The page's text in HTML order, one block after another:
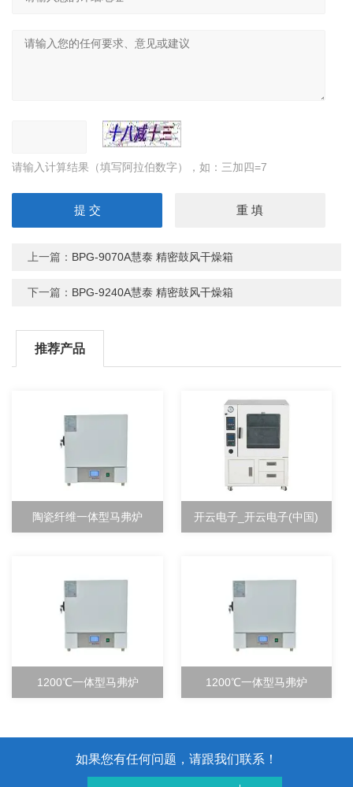
请输入计算结果（填写阿拉伯数字），如：三加四=7
上一篇： BPG-9070A慧泰 精密鼓风干燥箱
下一篇： BPG-9240A慧泰 精密鼓风干燥箱
推荐产品
陶瓷纤维一体型马弗炉 开云电子_开云电子(中国)
1200℃一体型马弗炉 1200℃一体型马弗炉
如果您有任何问题，请跟我们联系！